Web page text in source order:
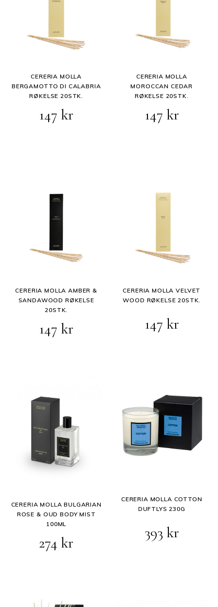
CERERIA MOLLA
BERGAMOTTO DI CALABRIA
RØKELSE 20STK.
147kr
CERERIA MOLLA
MOROCCAN CEDAR
RØKELSE 20STK.
147 kr
CERERIA MOLLA AMBER &
SANDAWOOD RØKELSE
20STK.
147kr
CERERIA MOLLA VELVET
WOOD RØKELSE 20STK.
147 kr
CERERIA MOLLA BULGARIAN
ROSE & OUD BODY MIST
100ML
Opprinnelig
343 kr.
274kr
CERERIA MOLLA COTTON
DUFTLYS 230G
393 kr